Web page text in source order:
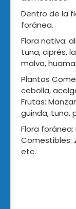
Dentro de la
foránea.
Flora nativa:
tuna, ciprés,
malva,
Plantas
cebolla,
Frutas:
guinda, tuna,
Flora
Comestibles:
etc.